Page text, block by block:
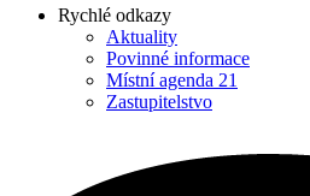
Rychlé odkazy
Aktuality
Povinné informace
Místní agenda 21
Zastupitelstvo